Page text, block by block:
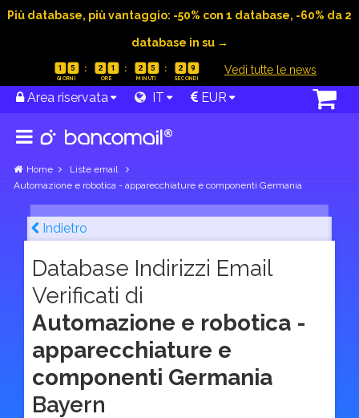
Più database, più vantaggio: -50% con 1 database, -60% da 2
database in su →
1 5 2 1 2 5 2 8 Vedi tutte le news
Area riservata IT EUR
Home
Liste email
Automazione e robotica - apparecchiature e componenti Germania
Indietro
Database Indirizzi Email
Verificati di
Automazione e robotica -
apparecchiature e
componenti Germania
Bayern